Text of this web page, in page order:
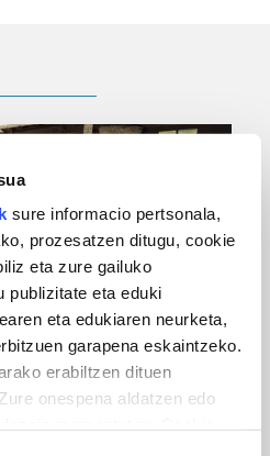
sure informacio pertsonala,
prozesatzen ditugu, cookie
eta zure gailuko
publizitate eta eduki
eta edukiaren neurketa,
garapena eskaintzeko.
erabiltzen dituen
onespena aldatzen edo
leku